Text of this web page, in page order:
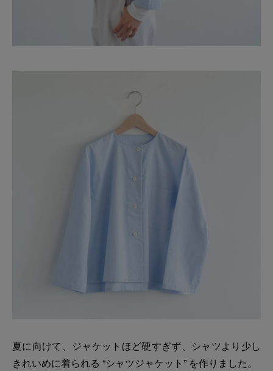
夏に向けて、ジャケットほど硬すぎず、シャツより少し
きれいめに着られる “シャツジャケット” を作りました。